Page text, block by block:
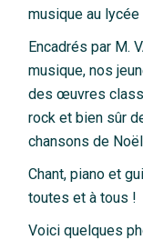
musique au
Encadrés par M.
musique, nos
des œuvres
rock et bien sûr
chansons de
Chant, piano et
toutes et à tous !
Voici quelques